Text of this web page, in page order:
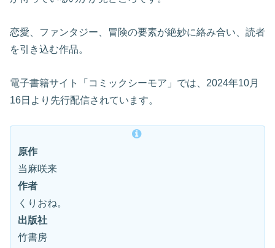
恋愛、ファンタジー、冒険の要素が絶妙に絡み合い、読者
を引き込む作品。
電子書籍サイト「コミックシーモア」では、2024年10月
16日より先行配信されています。
原作
当麻咲来
作者
くりおね。
出版社
竹書房